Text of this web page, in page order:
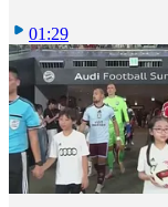
01:29